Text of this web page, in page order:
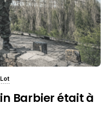
Barbier était à